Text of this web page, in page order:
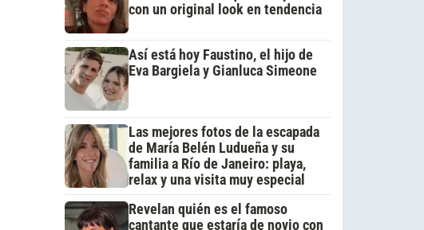
con un original look en tendencia
Así está hoy Faustino, el hijo de
Eva Bargiela y Gianluca Simeone
Las mejores fotos de la escapada
de María Belén Ludueña y su
familia a Río de Janeiro: playa,
relax y una visita muy especial
Revelan quién es el famoso
cantante que estaría de novio con